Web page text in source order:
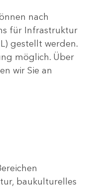
nach
für Infrastruktur
gestellt werden.
möglich. Über
wir Sie an
baukulturelles